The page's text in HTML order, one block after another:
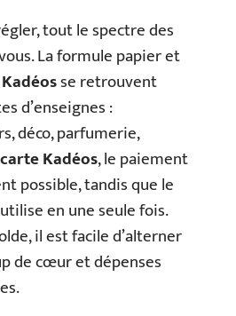
tout le spectre des
La formule papier et
se retrouvent
d’enseignes :
déco, parfumerie,
carte Kadéos, le paiement
possible, tandis que le
en une seule fois.
il est facile d’alterner
de cœur et dépenses